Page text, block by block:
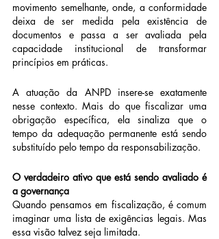
movimento semelhante, onde, a conformidade
deixa de ser medida pela existência de
documentos e passa a ser avaliada pela
capacidade institucional de transformar
princípios em práticas.
A atuação da ANPD insere-se exatamente
nesse contexto. Mais do que fiscalizar uma
obrigação específica, ela sinaliza que o
tempo da adequação permanente está sendo
substituído pelo tempo da responsabilização.
O verdadeiro ativo que está sendo avaliado é
a governança
Quando pensamos em fiscalização, é comum
imaginar uma lista de exigências legais. Mas
essa visão talvez seja limitada.